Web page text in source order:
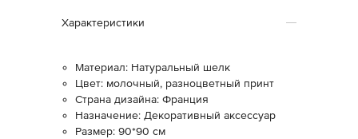
Характеристики
Материал: Натуральный шелк
Цвет: молочный, разноцветный принт
Страна дизайна: Франция
Назначение: Декоративный аксессуар
Размер: 90*90 см